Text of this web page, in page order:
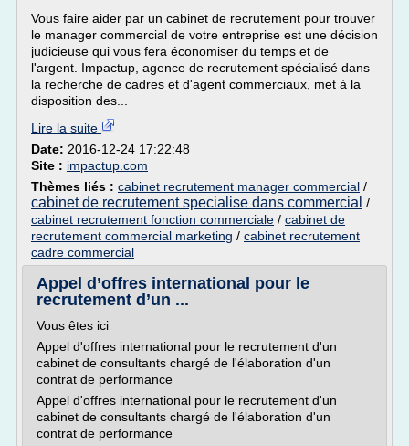
Vous faire aider par un cabinet de recrutement pour trouver
le manager commercial de votre entreprise est une décision
judicieuse qui vous fera économiser du temps et de
l'argent. Impactup, agence de recrutement spécialisé dans
la recherche de cadres et d'agent commerciaux, met à la
disposition des...
Lire la suite
Date: 2016-12-24 17:22:48
Site : impactup.com
Thèmes liés : cabinet recrutement manager commercial /
cabinet de recrutement specialise dans commercial /
cabinet recrutement fonction commerciale / cabinet de
recrutement commercial marketing / cabinet recrutement
cadre commercial
Appel d’offres international pour le
recrutement d’un ...
Vous êtes ici
Appel d'offres international pour le recrutement d'un
cabinet de consultants chargé de l'élaboration d'un
contrat de performance
Appel d'offres international pour le recrutement d'un
cabinet de consultants chargé de l'élaboration d'un
contrat de performance